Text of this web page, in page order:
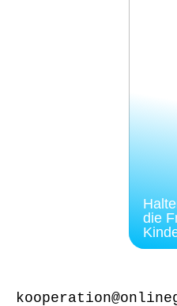
die